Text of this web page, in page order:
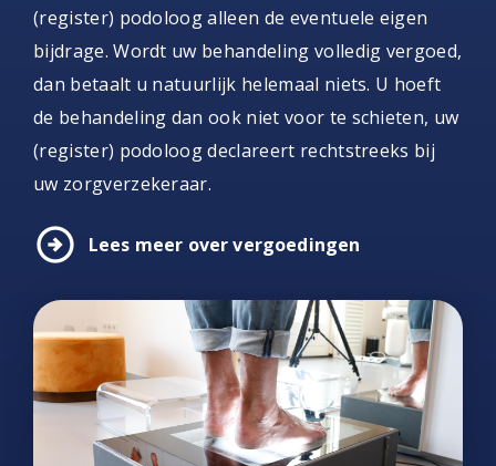
(register) podoloog alleen de eventuele eigen
bijdrage. Wordt uw behandeling volledig vergoed,
dan betaalt u natuurlijk helemaal niets. U hoeft
de behandeling dan ook niet voor te schieten, uw
(register) podoloog declareert rechtstreeks bij
uw zorgverzekeraar.
arrow_circle_right Lees meer over vergoedingen